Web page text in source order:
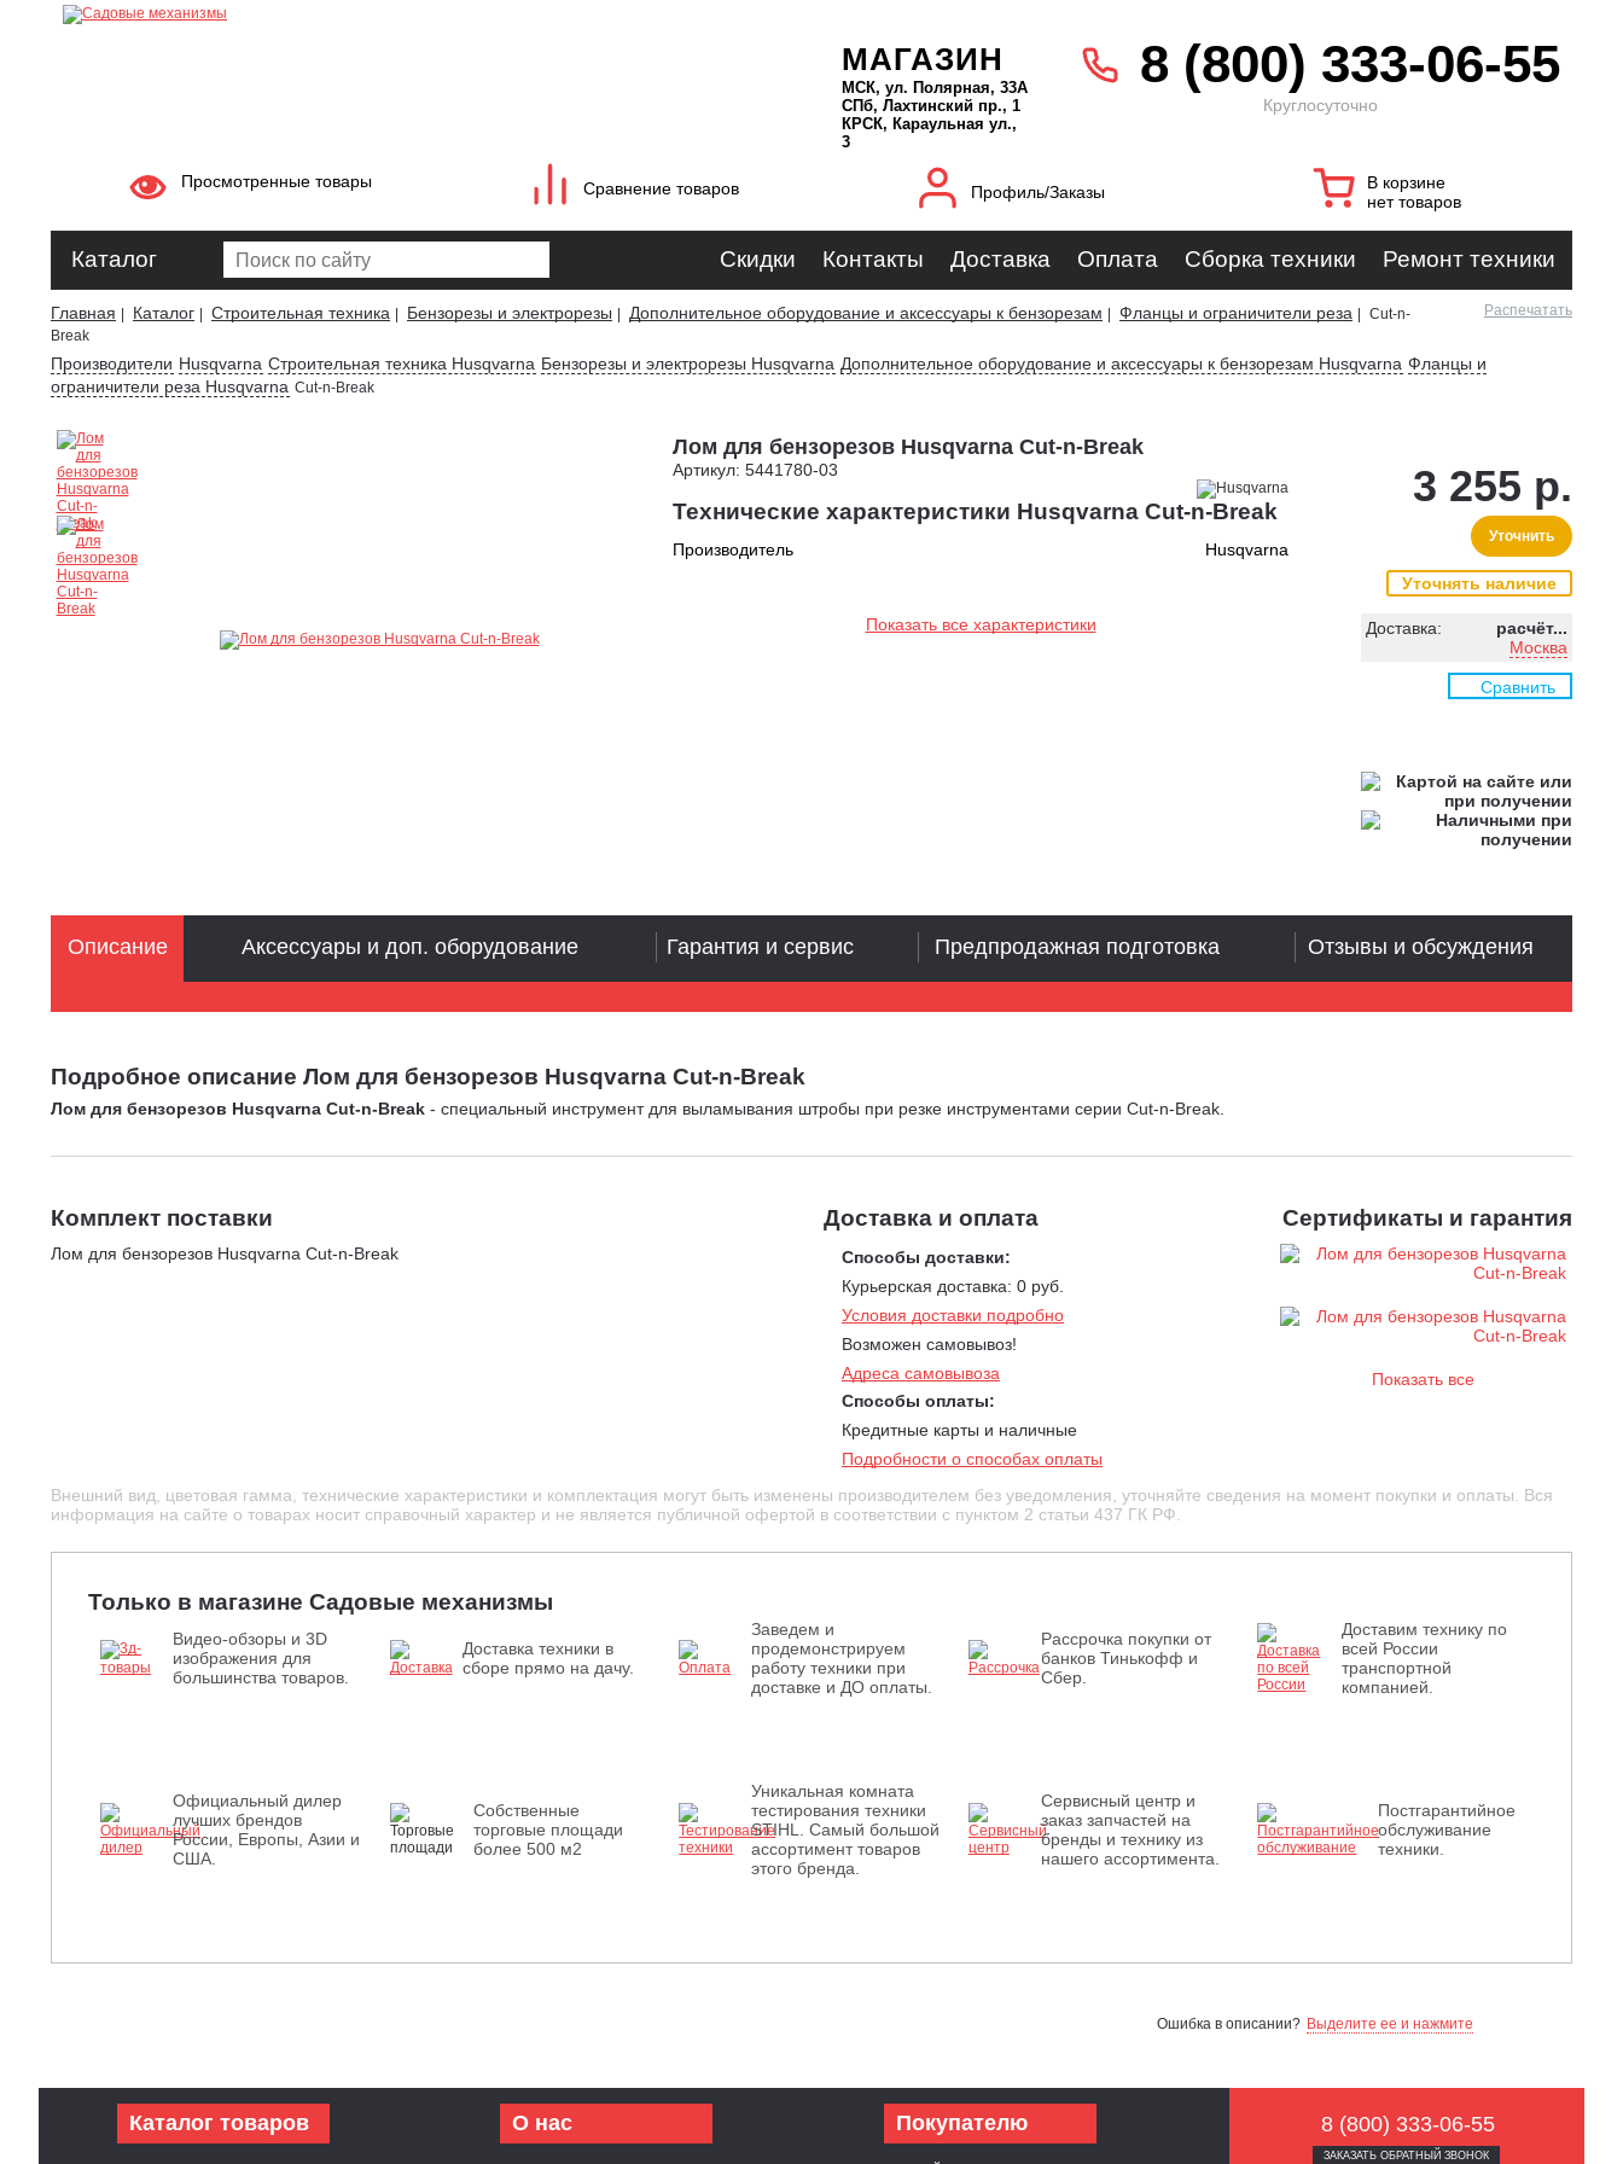
МАГАЗИН
МСК, ул. Полярная, 33А
СПб, Лахтинский пр., 1
КРСК, Караульная ул.,
3
8 (800) 333-06-55
Круглосуточно
Просмотренные товары Сравнение товаров Профиль/Заказы
В корзине
нет товаров
Каталог Скидки Контакты Доставка Оплата Сборка техники Ремонт техники
Главная Каталог Строительная техника Бензорезы и электрорезы Дополнительное оборудование и аксессуары к бензорезам Фланцы и ограничители реза
Cut-n-
Break
Распечатать
Производители Husqvarna Строительная техника Husqvarna Бензорезы и электрорезы Husqvarna Дополнительное оборудование и аксессуары к бензорезам Husqvarna Фланцы и
ограничители реза Husqvarna Cut-n-Break
Лом для бензорезов Husqvarna Cut-n-Break
Артикул: 5441780-03
Технические характеристики Husqvarna Cut-n-Break
Производитель Husqvarna
Показать все характеристики
3 255 р.
Уточнить
Уточнять наличие
Доставка:
расчёт...
Москва
Сравнить
Подробное описание Лом для бензорезов Husqvarna Cut-n-Break
Лом для бензорезов Husqvarna Cut-n-Break - специальный инструмент для выламывания штробы при резке инструментами серии Cut-n-Break.
Комплект поставки
Лом для бензорезов Husqvarna Cut-n-Break
Доставка и оплата
Способы доставки:
Курьерская доставка: 0 руб.
Условия доставки подробно
Возможен самовывоз!
Адреса самовывоза
Способы оплаты:
Кредитные карты и наличные
Подробности о способах оплаты
Сертификаты и гарантия
Показать все
Описание Аксессуары и доп. оборудование Гарантия и сервис Предпродажная подготовка Отзывы и обсуждения
Внешний вид, цветовая гамма, технические характеристики и комплектация могут быть изменены производителем без уведомления, уточняйте сведения на момент покупки и оплаты. Вся
информация на сайте о товарах носит справочный характер и не является публичной офертой в соответствии с пунктом 2 статьи 437 ГК РФ.
Только в магазине Садовые механизмы
Видео-обзоры и 3D
изображения для
большинства товаров.
Доставка техники в
сборе прямо на дачу.
Заведем и
продемонстрируем
работу техники при
доставке и ДО оплаты.
Рассрочка покупки от
банков Тинькофф и
Сбер.
Доставим технику по
всей России
транспортной
компанией.
Официальный дилер
лучших брендов
России, Европы, Азии и
США.
Собственные
торговые площади
более 500 м2
Уникальная комната
тестирования техники
STIHL. Самый большой
ассортимент товаров
этого бренда.
Сервисный центр и
заказ запчастей на
бренды и технику из
нашего ассортимента.
Постгарантийное
обслуживание
техники.
Ошибка в описании? Выделите ее и нажмите
Каталог товаров О нас Покупателю 8 (800) 333-06-55
ЗАКАЗАТЬ ОБРАТНЫЙ ЗВОНОК